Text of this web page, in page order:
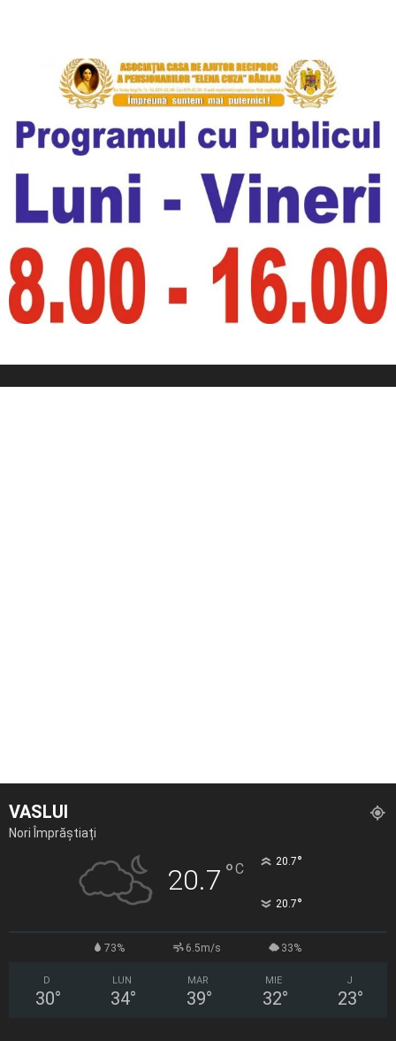
VASLUI
Nori Împrăștiați
20.7 °C 20.7°
20.7°
73% 6.5m/s 33%
D
30°
LUN
34°
MAR
39°
MIE
32°
J
23°